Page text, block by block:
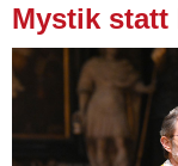
Mystik